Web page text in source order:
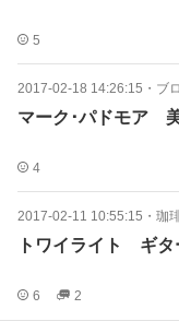
5
2017-02-18 14:26:15 ・ ブ
マーク･パドモア
4
2017-02-11 10:55:15 ・ 珈
トワイライト ギタ
6 2